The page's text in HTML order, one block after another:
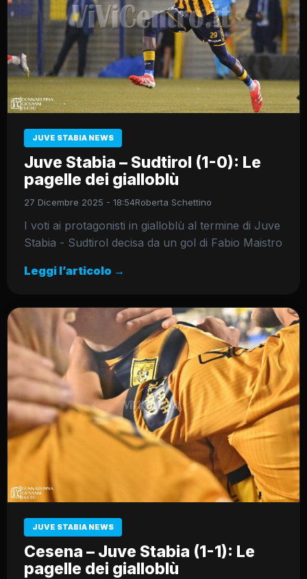
JUVE STABIA NEWS
Juve Stabia – Sudtirol (1-0): Le
pagelle dei gialloblù
27 Dicembre 2025 - 18:54Roberta Schettino
I voti ai protagonisti in gialloblù al termine di Juve
Stabia - Sudtirol decisa da un gol di Fabio Maistro
Leggi l’articolo →
JUVE STABIA NEWS
Cesena – Juve Stabia (1-1): Le
pagelle dei gialloblù